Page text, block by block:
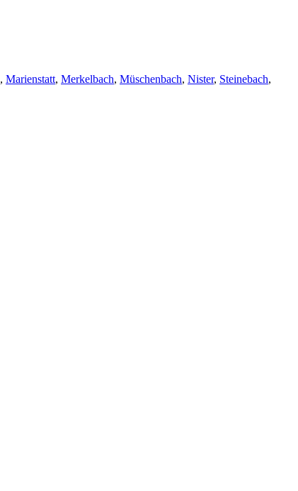
, Marienstatt, Merkelbach, Müschenbach, Nister, Steinebach,